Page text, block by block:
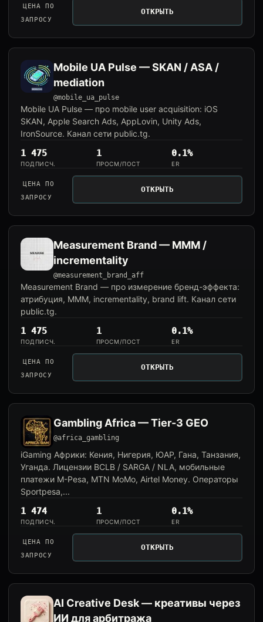
ЦЕНА ПО
ЗАПРОСУ
ОТКРЫТЬ
Mobile UA Pulse — SKAN / ASA /
mediation
@mobile_ua_pulse
Mobile UA Pulse — про mobile user acquisition: iOS
SKAN, Apple Search Ads, AppLovin, Unity Ads,
IronSource. Канал сети public.tg.
1 475
ПОДПИСЧ.
1
ПРОСМ/ПОСТ
0.1%
ER
ЦЕНА ПО
ЗАПРОСУ
ОТКРЫТЬ
Measurement Brand — MMM /
incrementality
@measurement_brand_aff
Measurement Brand — про измерение бренд-эффекта:
атрибуция, MMM, incrementality, brand lift. Канал сети
public.tg.
1 475
ПОДПИСЧ.
1
ПРОСМ/ПОСТ
0.1%
ER
ЦЕНА ПО
ЗАПРОСУ
ОТКРЫТЬ
Gambling Africa — Tier-3 GEO
@africa_gambling
iGaming Африки: Кения, Нигерия, ЮАР, Гана, Танзания,
Уганда. Лицензии BCLB / SARGA / NLA, мобильные
платежи M-Pesa, MTN MoMo, Airtel Money. Операторы
Sportpesa,...
1 474
ПОДПИСЧ.
1
ПРОСМ/ПОСТ
0.1%
ER
ЦЕНА ПО
ЗАПРОСУ
ОТКРЫТЬ
AI Creative Desk — креативы через
ИИ для арбитража